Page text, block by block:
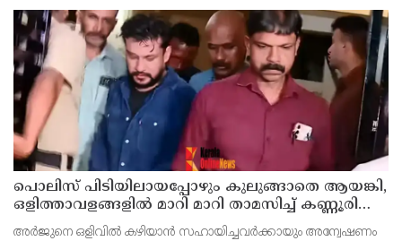
പൊലിസ് പിടിയിലായപ്പോഴും കുലുങ്ങാതെ ആയങ്കി,
ഒളിത്താവളങ്ങളില്‍ മാറി മാറി താമസിച്ച് കണ്ണൂരിലെ
ക്വട്ടേഷന്‍ നേതാവ്
അര്‍ജുനെ ഒളിവില്‍ കഴിയാന്‍ സഹായിച്ചവര്‍ക്കായും അന്വേഷണം